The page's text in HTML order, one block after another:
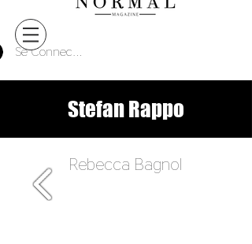
Se Connecter
Stefan Rappo
Rebecca Bagnol